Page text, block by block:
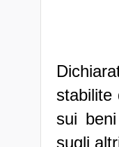
stabilite
sui
sugli